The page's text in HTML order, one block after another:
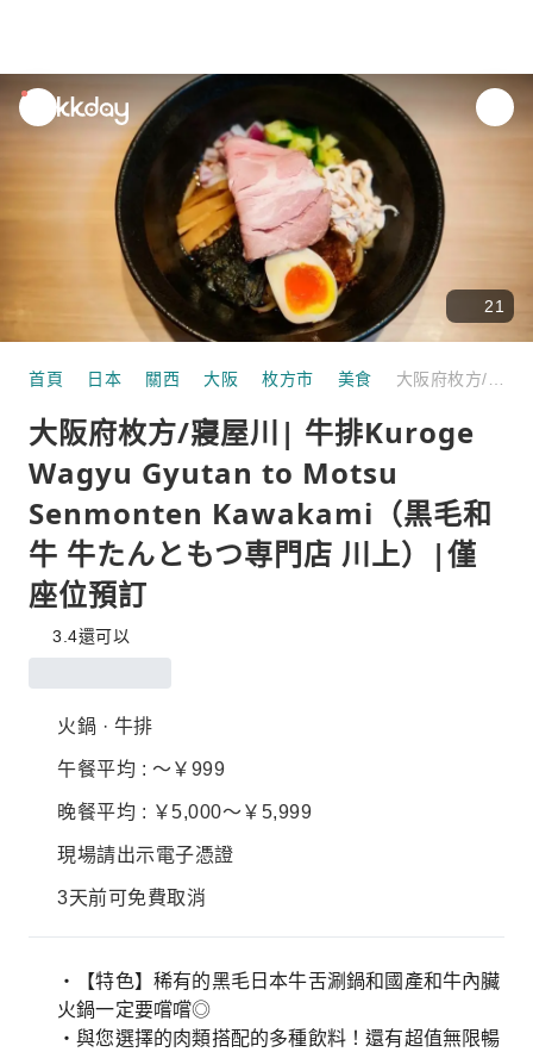
unread
notifications
21
首頁 日本 關西 大阪 枚方市 美食
大阪府枚方/寢屋川| 牛排Kuroge
Wagyu Gyutan to Motsu
Senmonten Kawakami（黒毛和
牛 牛たんともつ専門店 川上）|僅
座位預訂
3.4還可以
火鍋 · 牛排
午餐平均 : ～￥999
晚餐平均 : ￥5,000～￥5,999
現場請出示電子憑證
3天前可免費取消
・【特色】稀有的黑毛日本牛舌涮鍋和國產和牛內臟
火鍋一定要嚐嚐◎
・與您選擇的肉類搭配的多種飲料！還有超值無限暢